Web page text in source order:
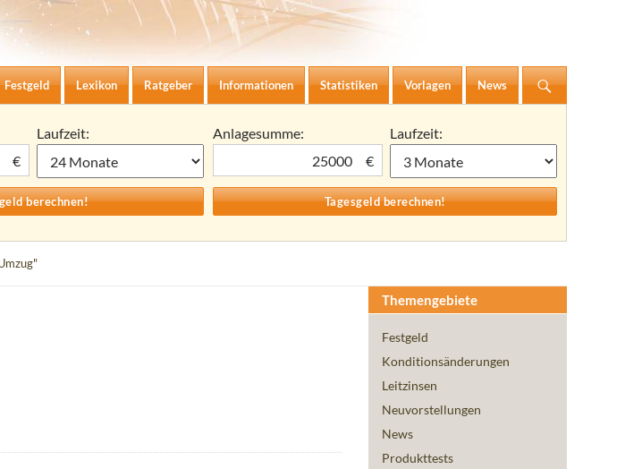
Festgeld Lexikon Ratgeber Informationen Statistiken Vorlagen News
€
Laufzeit:
Anlagesumme:
€
Laufzeit:
Themengebiete
Festgeld
Konditionsänderungen
Leitzinsen
Neuvorstellungen
News
Produkttests